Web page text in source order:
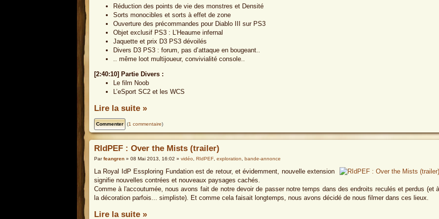
Réduction des points de vie des monstres et Densité
Sorts monocibles et sorts à effet de zone
Ouverture des précommandes pour Diablo III sur PS3
Objet exclusif PS3 : L’Heaume infernal
Jaquette et prix D3 PS3 dévoilés
Divers D3 PS3 : forum, pas d’attaque en bougeant..
.. même loot multijoueur, convivialité console..
[2:40:10] Partie Divers :
Le film Noob
L’eSport SC2 et les WCS
Lire la suite »
(1 commentaire)
RIdPEF : Over the Mists (trailer)
Parfeangren » 08 Mai 2013, 16:02 » vidéo RIdPEF exploration bande-annonce
La Royal IdP Essploring Fundation est de retour, et évidemment, nouvelle extension
signifie nouvelles contrées et nouveaux paysages cachés.
Comme à l'accoutumée, nous avons fait de notre devoir de passer notre temps dans des endroits reculés et perdus (et
la décoration parfois... simpliste). Et comme cela faisait longtemps, nous avons décidé de nous filmer dans ces lieux.
Lire la suite »